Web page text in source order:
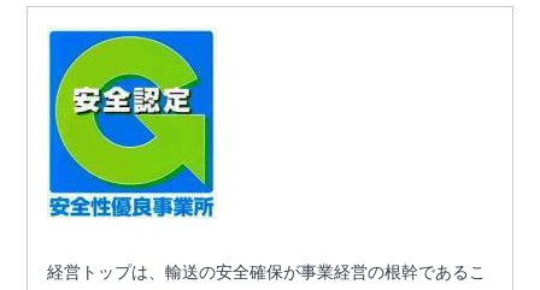
経営トップは、輸送の安全確保が事業経営の根幹であるこ